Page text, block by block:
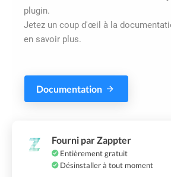
plugin.
Jetez un coup d'œil à la
en savoir plus.
Documentation
Fourni par Zappter
Entièrement gratuit
Désinstaller à tout moment